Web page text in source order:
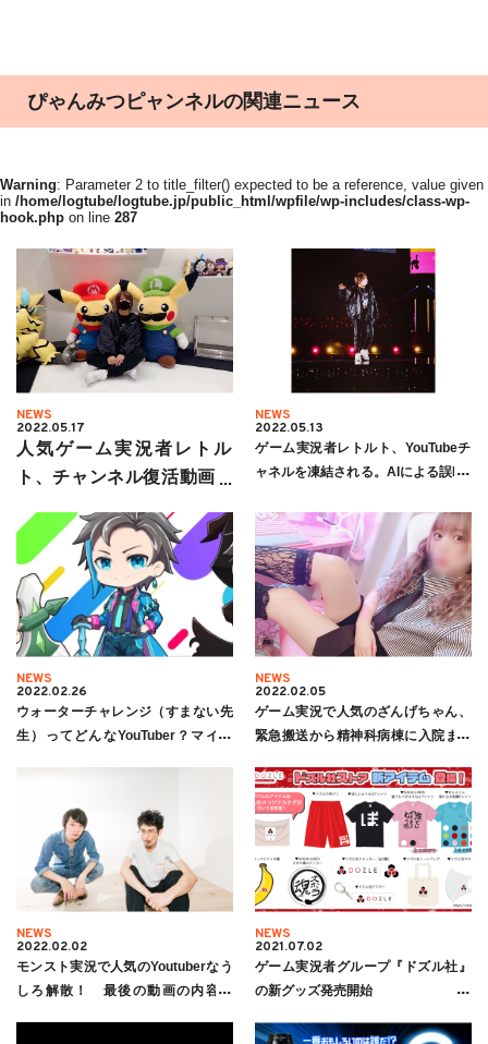
ぴゃんみつピャンネルの関連ニュース
Warning: Parameter 2 to title_filter() expected to be a reference, value given
in /home/logtube/logtube.jp/public_html/wpfile/wp-includes/class-wp-
hook.php on line 287
NEWS
2022.05.17
人気ゲーム実況者レトル
ト、チャンネル復活動画を
る。「今後はもっと気を付
けたい。」
NEWS
2022.05.13
ゲーム実況者レトルト、YouTubeチ
ャネルを凍結される。AIによる誤BA
NEWS
2022.02.26
ウォーターチャレンジ（すまない先
生）ってどんなYouTuber？マイク
NEWS
2022.02.05
ゲーム実況で人気のざんげちゃん、
緊急搬送から精神科病棟に入院まで
なってもいいやと思ってしまった」
NEWS
2022.02.02
モンスト実況で人気のYoutuberなう
しろ解散！ 最後の動画の内容と
NEWS
2021.07.02
ゲーム実況者グループ『ドズル社』
の新グッズ発売開始